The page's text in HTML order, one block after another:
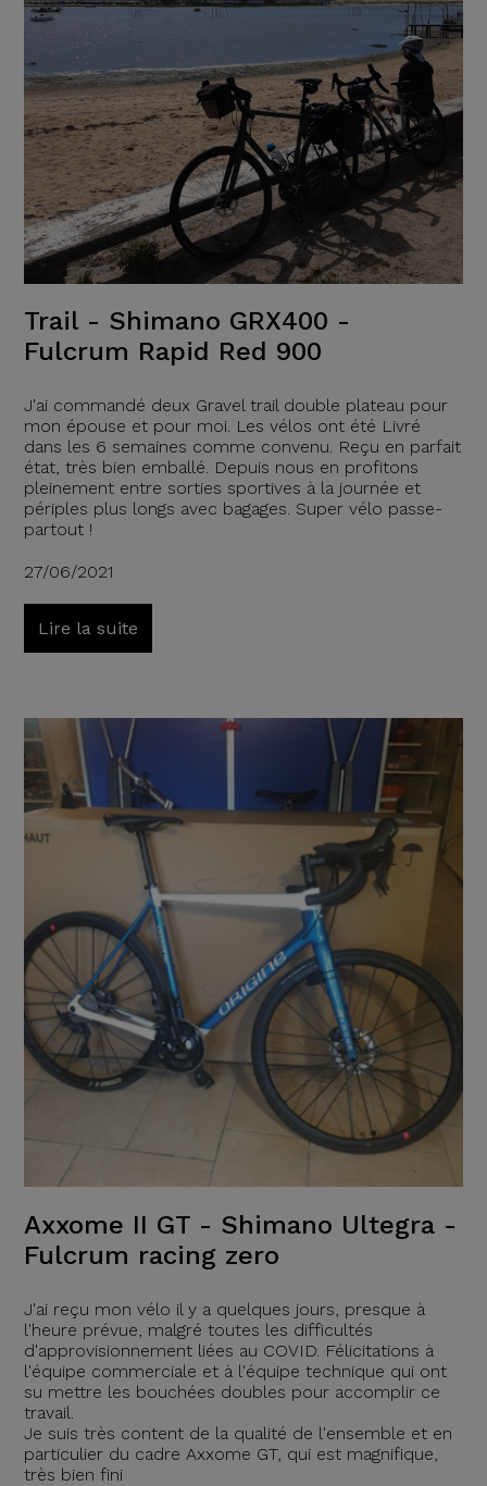
Trail - Shimano GRX400 -
Fulcrum Rapid Red 900
J'ai commandé deux Gravel trail double plateau pour
mon épouse et pour moi. Les vélos ont été Livré
dans les 6 semaines comme convenu. Reçu en parfait
état, très bien emballé. Depuis nous en profitons
pleinement entre sorties sportives à la journée et
périples plus longs avec bagages. Super vélo passe-
partout !
27/06/2021
Lire la suite
Axxome II GT - Shimano Ultegra -
Fulcrum racing zero
J'ai reçu mon vélo il y a quelques jours, presque à
l'heure prévue, malgré toutes les difficultés
d'approvisionnement liées au COVID. Félicitations à
l'équipe commerciale et à l'équipe technique qui ont
su mettre les bouchées doubles pour accomplir ce
travail.
Je suis très content de la qualité de l'ensemble et en
particulier du cadre Axxome GT, qui est magnifique,
très bien fini